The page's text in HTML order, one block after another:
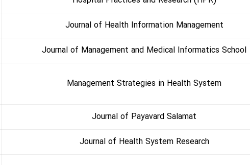
Journal of Health Information Management
Journal of Management and Medical Informatics School
Management Strategies in Health System
Journal of Payavard Salamat
Journal of Health System Research